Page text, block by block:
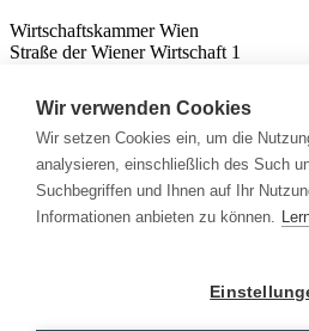
Wirtschaftskammer Wien
Straße der Wiener Wirtschaft 1
Nützliches
Immobilienwissen
Formulare & Rechner
Expert:innen
Info
Wir verwenden Cookies
Wir setzen Cookies ein, um die
analysieren, einschließlich des Such
Suchbegriffen und Ihnen auf Ihr
Informationen anbieten zu können.